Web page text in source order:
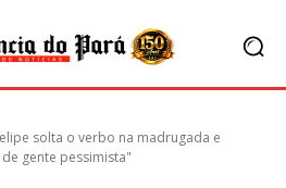
solta o verbo na madrugada e
gente pessimista"